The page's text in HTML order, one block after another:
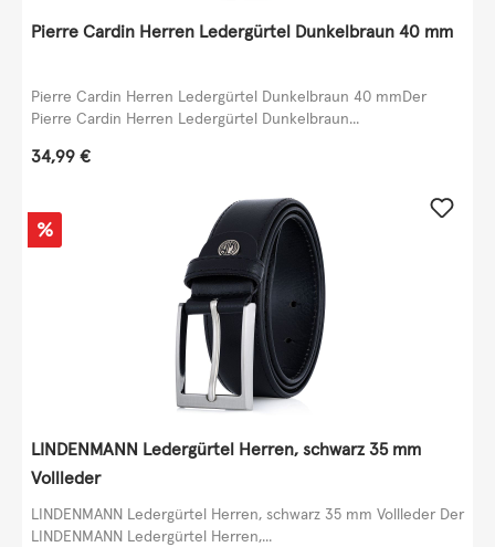
Pierre Cardin Herren Ledergürtel Dunkelbraun 40 mm
Pierre Cardin Herren Ledergürtel Dunkelbraun 40 mmDer
Pierre Cardin Herren Ledergürtel Dunkelbraun...
Regulärer Preis:
34,99 €
Rabatt
%
LINDENMANN Ledergürtel Herren, schwarz 35 mm
Vollleder
LINDENMANN Ledergürtel Herren, schwarz 35 mm Vollleder Der
LINDENMANN Ledergürtel Herren,...